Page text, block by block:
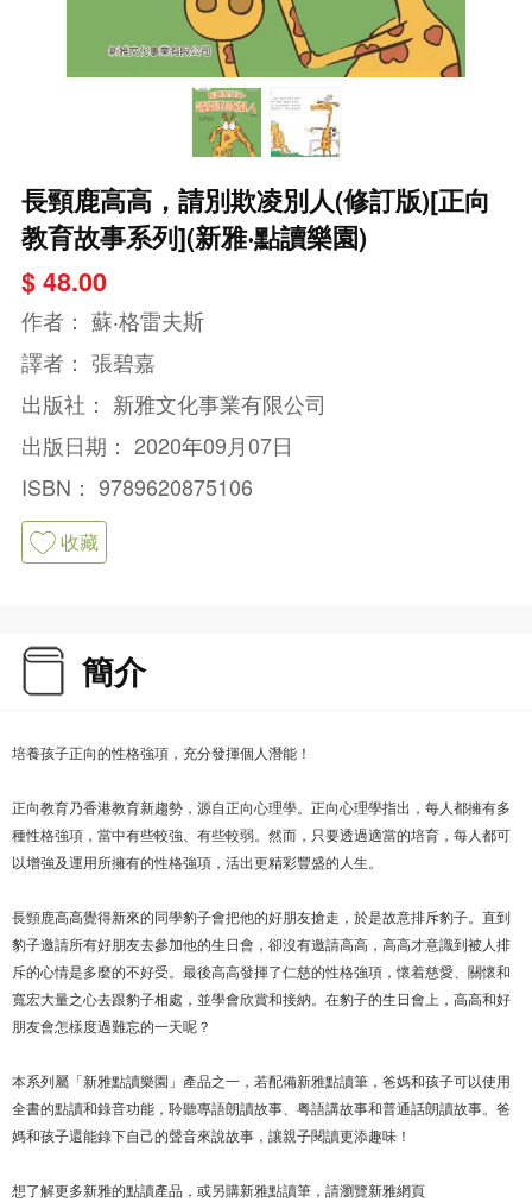
長頸鹿高高，請別欺凌別人(修訂版)[正向
教育故事系列](新雅‧點讀樂園)
$ 48.00
作者： 蘇‧格雷夫斯
譯者： 張碧嘉
出版社： 新雅文化事業有限公司
出版日期： 2020年09月07日
ISBN： 9789620875106
收藏
簡介
培養孩子正向的性格強項，充分發揮個人潛能！
正向教育乃香港教育新趨勢，源自正向心理學。正向心理學指出，每人都擁有多
種性格強項，當中有些較強、有些較弱。然而，只要透過適當的培育，每人都可
以增強及運用所擁有的性格強項，活出更精彩豐盛的人生。
長頸鹿高高覺得新來的同學豹子會把他的好朋友搶走，於是故意排斥豹子。直到
豹子邀請所有好朋友去參加他的生日會，卻沒有邀請高高，高高才意識到被人排
斥的心情是多麼的不好受。最後高高發揮了仁慈的性格強項，懷着慈愛、關懷和
寬宏大量之心去跟豹子相處，並學會欣賞和接納。在豹子的生日會上，高高和好
朋友會怎樣度過難忘的一天呢？
本系列屬「新雅點讀樂園」產品之一，若配備新雅點讀筆，爸媽和孩子可以使用
全書的點讀和錄音功能，聆聽專語朗讀故事、粤語講故事和普通話朗讀故事。爸
媽和孩子還能錄下自己的聲音來說故事，讓親子閱讀更添趣味！
想了解更多新雅的點讀產品，或另購新雅點讀筆，請瀏覽新雅網頁